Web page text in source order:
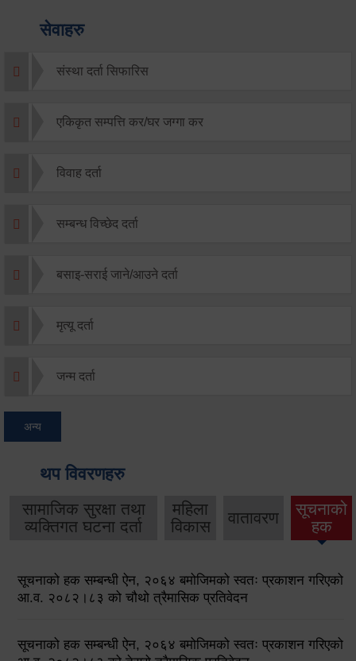
सेवाहरु
संस्था दर्ता सिफारिस
एकिकृत सम्पत्ति कर/घर जग्गा कर
विवाह दर्ता
सम्बन्ध विच्छेद दर्ता
बसाइ-सराई जाने/आउने दर्ता
मृत्यू दर्ता
जन्म दर्ता
अन्य
थप विवरणहरु
सामाजिक सुरक्षा तथा
व्यक्तिगत घटना दर्ता
महिला
विकास
वातावरण
सूचनाको
हक
सूचनाको हक सम्बन्धी ऐन, २०६४ बमोजिमको स्वतः प्रकाशन गरिएको
आ.व. २०८२।८३ को चौथो त्रैमासिक प्रतिवेदन
सूचनाको हक सम्बन्धी ऐन, २०६४ बमोजिमको स्वतः प्रकाशन गरिएको